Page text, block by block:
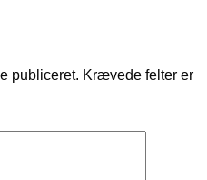
publiceret. Krævede felter er